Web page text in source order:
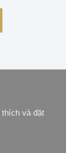
và đặt